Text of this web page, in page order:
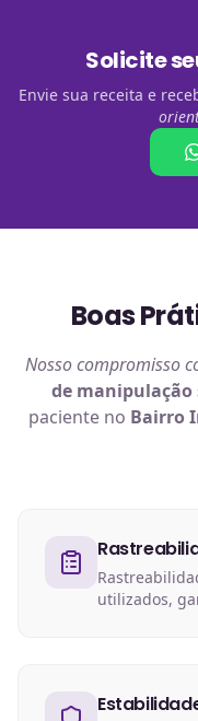
Solicite
Envie sua receita e
Boas
Nosso compromisso
de manipulação
paciente no Bairro
utilizados,